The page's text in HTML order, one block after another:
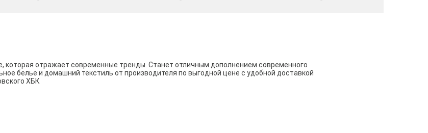
которая отражает современные тренды. Станет отличным дополнением современного
белье и домашний текстиль от производителя по выгодной цене с удобной доставкой
ХБК